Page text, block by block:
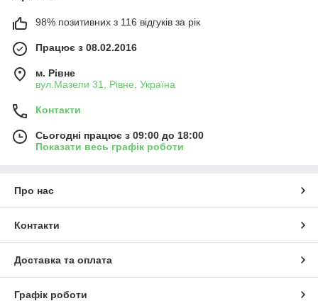
98% позитивних з 116 відгуків за рік
Працює з 08.02.2016
м. Рівне
вул.Мазепи 31, Рівне, Україна
Контакти
Сьогодні працює з 09:00 до 18:00
Показати весь графік роботи
Про нас
Контакти
Доставка та оплата
Графік роботи